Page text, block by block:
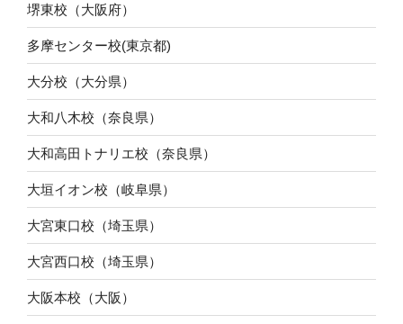
堺東校（大阪府）
多摩センター校(東京都)
大分校（大分県）
大和八木校（奈良県）
大和高田トナリエ校（奈良県）
大垣イオン校（岐阜県）
大宮東口校（埼玉県）
大宮西口校（埼玉県）
大阪本校（大阪）